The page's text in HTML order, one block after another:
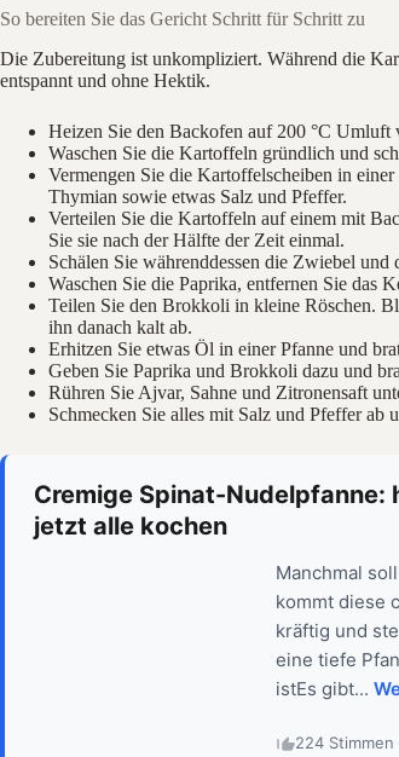
So bereiten Sie das Gericht Schritt für Schritt zu
Die Zubereitung ist unkompliziert. Während die
entspannt und ohne Hektik.
Heizen Sie den Backofen auf 200 °C Umluft
Waschen Sie die Kartoffeln gründlich und
Vermengen Sie die Kartoffelscheiben in
Thymian sowie etwas Salz und Pfeffer.
Verteilen Sie die Kartoffeln auf einem mit
Sie sie nach der Hälfte der Zeit einmal.
Schälen Sie währenddessen die Zwiebel
Waschen Sie die Paprika, entfernen Sie das
Teilen Sie den Brokkoli in kleine Röschen.
ihn danach kalt ab.
Erhitzen Sie etwas Öl in einer Pfanne und
Geben Sie Paprika und Brokkoli dazu und
Rühren Sie Ajvar, Sahne und Zitronensaft
Schmecken Sie alles mit Salz und Pfeffer ab
Cremige Spinat-Nudelpfanne:
jetzt alle kochen
Manchmal
kommt diese
kräftig und
eine tiefe
istEs gibt...
224 Stimmen ·